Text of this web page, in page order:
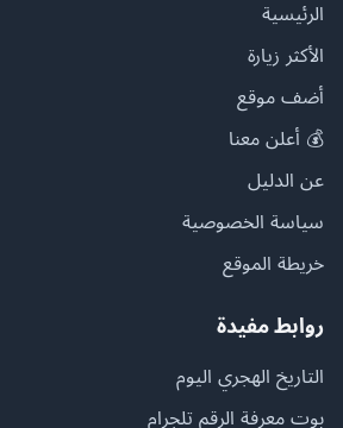
الرئيسية
الأكثر زيارة
أضف موقع
💰 أعلن معنا
عن الدليل
سياسة الخصوصية
خريطة الموقع
روابط مفيدة
التاريخ الهجري اليوم
بوت معرفة الرقم تلجرام